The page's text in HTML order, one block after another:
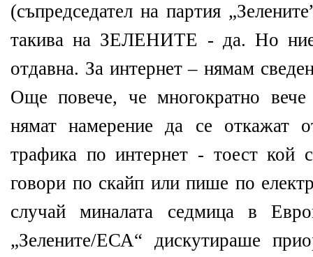
(съпредседател на партия
такива на ЗЕЛЕНИТЕ - да. Но ние
отдавна. За интернет – нямам
Още повече, че многократно
нямат намерение да се откажат
трафика по интернет - тоест кой
говори по скайп или пише по
случай миналата седмица в
„Зелените/ЕСА“ дискутираше